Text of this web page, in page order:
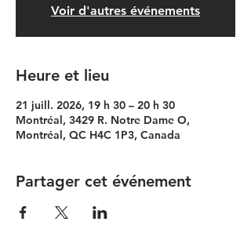
Voir d'autres événements
Heure et lieu
21 juill. 2026, 19 h 30 – 20 h 30
Montréal, 3429 R. Notre Dame O,
Montréal, QC H4C 1P3, Canada
Partager cet événement